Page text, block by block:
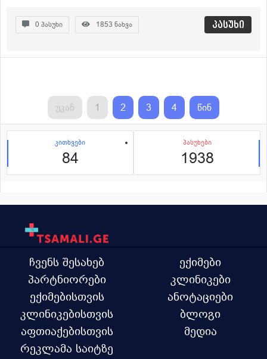
0 პასუხი 1853 ნახვა პასუხი
უკან 1 2 3 4 წინ
კითხვები
84
პასუხები
1938
ჩვენს შესახებ
პარტნიორები
ექიმებისთვის
კლინიკებისთვის
აფთიაქებისთვის
რეკლამა საიტზე
ექიმები
კლინიკები
ანოტაციები
ბლოგი
მედია